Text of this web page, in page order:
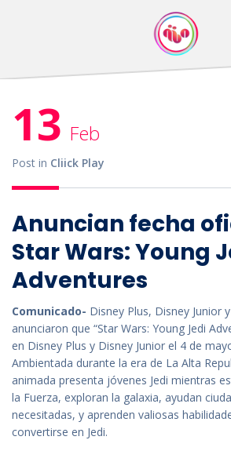
13 Feb
Post in Cliick Play
Anuncian fecha
Star Wars: Young
Adventures
Comunicado- Disney Plus, Disney Junior
anunciaron que “Star Wars: Young Jedi
en Disney Plus y Disney Junior el 4 de
Ambientada durante la era de La Alta
animada presenta jóvenes Jedi mientras
la Fuerza, exploran la galaxia, ayudan
necesitadas, y aprenden valiosas
convertirse en Jedi.